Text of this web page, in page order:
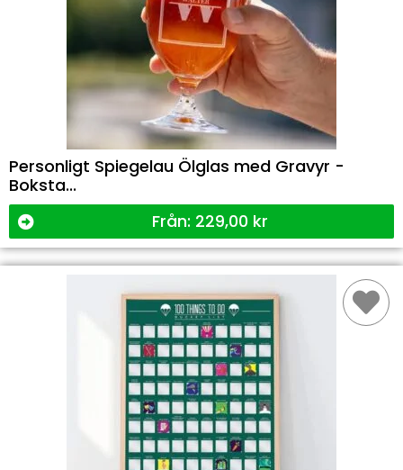
Personligt Spiegelau Ölglas med Gravyr -
Boksta...
Från: 229,00 kr